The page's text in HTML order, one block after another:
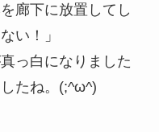
廊下に放置してし
い！」
っ白になりました
たね。(;^ω^)